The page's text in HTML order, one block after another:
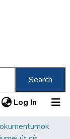
Search
Log In (current)